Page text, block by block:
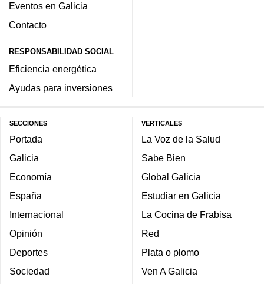
Eventos en Galicia
Contacto
RESPONSABILIDAD SOCIAL
Eficiencia energética
Ayudas para inversiones
SECCIONES
Portada
Galicia
Economía
España
Internacional
Opinión
Deportes
Sociedad
VERTICALES
La Voz de la Salud
Sabe Bien
Global Galicia
Estudiar en Galicia
La Cocina de Frabisa
Red
Plata o plomo
Ven A Galicia